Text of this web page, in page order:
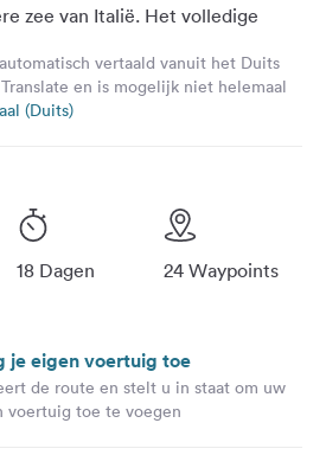
zee van Italië. Het volledige
fiedler-wildlife.de/on-
urban-to-wild/
vertaald vanuit het Duits
en is mogelijk niet helemaal
(Duits)
18 Dagen 24 Waypoints
je eigen voertuig toe
de route en stelt u in staat om uw
voertuig toe te voegen